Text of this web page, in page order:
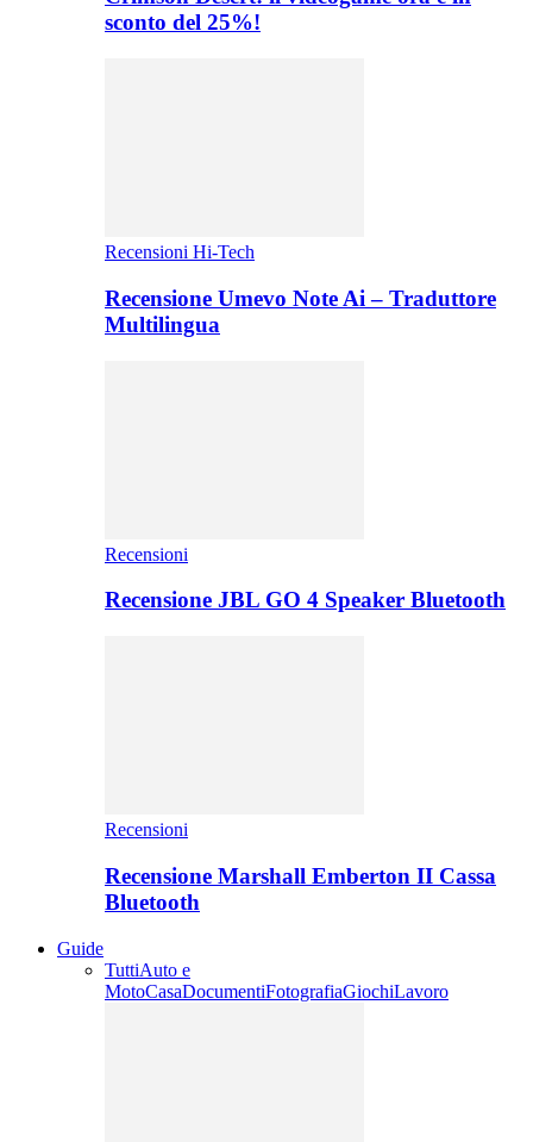
sconto del 25%!
Recensioni Hi-Tech
Recensione Umevo Note Ai – Traduttore
Multilingua
Recensioni
Recensione JBL GO 4 Speaker Bluetooth
Recensioni
Recensione Marshall Emberton II Cassa
Bluetooth
Guide
TuttiAuto e
MotoCasaDocumentiFotografiaGiochiLavoro